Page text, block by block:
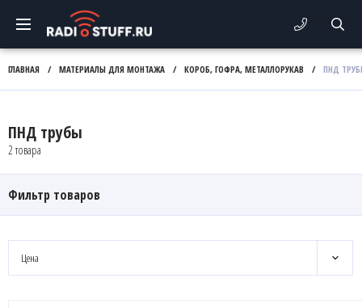
ГЛАВНАЯ / МАТЕРИАЛЫ ДЛЯ МОНТАЖА / КОРОБ, ГОФРА, МЕТАЛЛОРУКАВ / ПНД
ПНД трубы
2 товара
Фильтр товаров
Цена